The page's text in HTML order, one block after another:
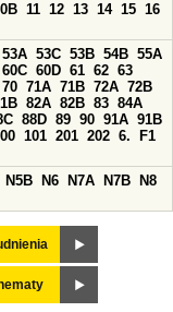
11 12 13 14 15 16
53A 53C 53B 54B 55A
60C 60D 61 62 63
70 71A 71B 72A 72B
82A 82B 83 84A
88D 89 90 91A 91B
101 201 202 6.
F1
N5B N6 N7A N7B
N8